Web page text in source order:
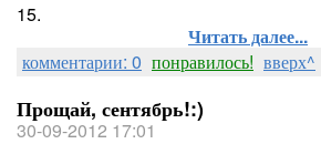
15.
Читать далее...
комментарии: 0 понравилось! вверх^
Прощай, сентябрь!:)
30-09-2012 17:01